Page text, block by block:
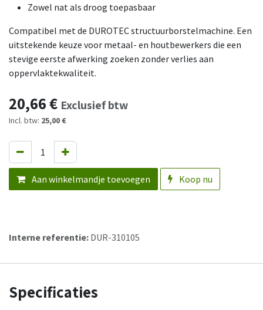
Zowel nat als droog toepasbaar
Compatibel met de DUROTEC structuurborstelmachine. Een
uitstekende keuze voor metaal- en houtbewerkers die een
stevige eerste afwerking zoeken zonder verlies aan
oppervlaktekwaliteit.
20,66€ Exclusief btw
Incl. btw: 25,00 €
Aan winkelmandje toevoegen Koop nu
Interne referentie: DUR-310105
Specificaties